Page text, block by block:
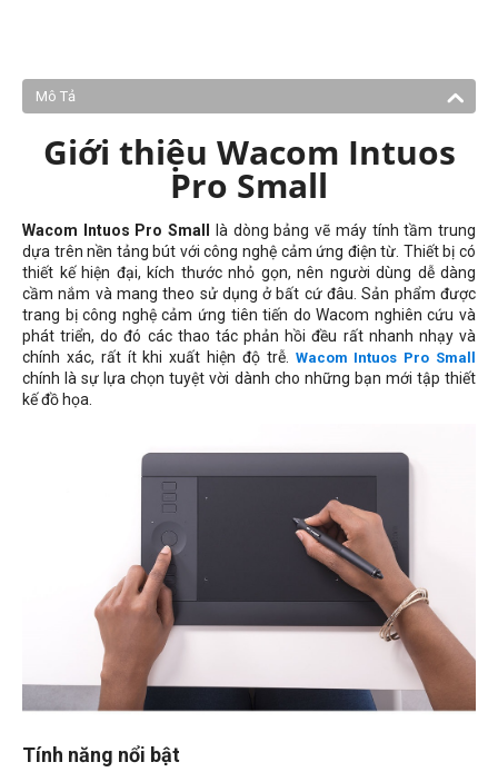
Mô Tả
Giới thiệu Wacom Intuos
Pro Small
Wacom Intuos Pro Small
là dòng bảng vẽ máy tính tầm trung
dựa trên nền tảng bút với công nghệ cảm ứng điện từ. Thiết bị có
thiết kế hiện đại, kích thước nhỏ gọn, nên người dùng dễ dàng
cầm nắm và mang theo sử dụng ở bất cứ đâu. Sản phẩm được
trang bị công nghệ cảm ứng tiên tiến do Wacom nghiên cứu và
phát triển, do đó các thao tác phản hồi đều rất nhanh nhạy và
chính xác, rất ít khi xuất hiện độ trễ. Wacom Intuos Pro Small
chính là sự lựa chọn tuyệt vời dành cho những bạn mới tập thiết
kế đồ họa.
Tính năng nổi bật